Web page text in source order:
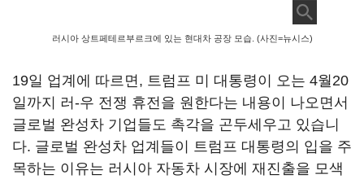
러시아 상트페테르부르크에 있는 현대차 공장 모습. (사진=뉴시스)
19일 업계에 따르면, 트럼프 미 대통령이 오는 4월20
일까지 러-우 전쟁 휴전을 원한다는 내용이 나오면서
글로벌 완성차 기업들도 촉각을 곤두세우고 있습니
다. 글로벌 완성차 업계들이 트럼프 대통령의 입을 주
목하는 이유는 러시아 자동차 시장에 재진출을 모색